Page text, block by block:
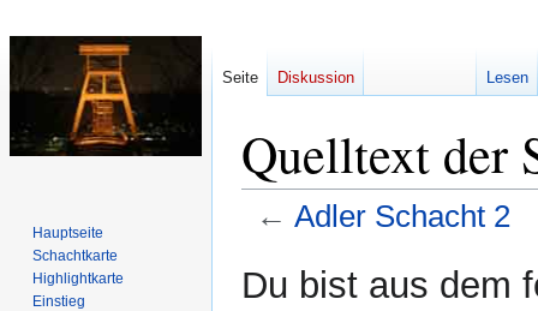
Quelltext der
← Adler Schacht 2
Navigation
Suche
Du bist aus dem
Seite Diskussion Lesen
Hauptseite
Schachtkarte
Highlightkarte
Einstieg